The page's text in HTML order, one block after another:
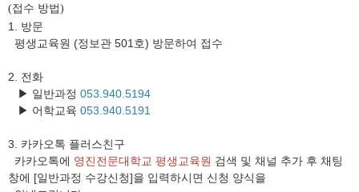
(접수 방법)
1. 방문
평생교육원 (정보관 501호) 방문하여 접수
2. 전화
▶ 일반과정 053.940.5194
▶ 어학교육 053.940.5191
3. 카카오톡 플러스친구
카카오톡에 영진전문대학교 평생교육원 검색 및 채널 추가 후 채팅
창에 [일반과정 수강신청]을 입력하시면 신청 양식을